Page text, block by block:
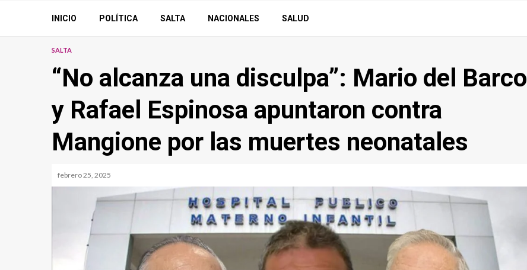
INICIO POLÍTICA SALTA NACIONALES SALUD
SALTA
“No alcanza una disculpa”: Mario del Barco
y Rafael Espinosa apuntaron contra
Mangione por las muertes neonatales
febrero 25, 2025